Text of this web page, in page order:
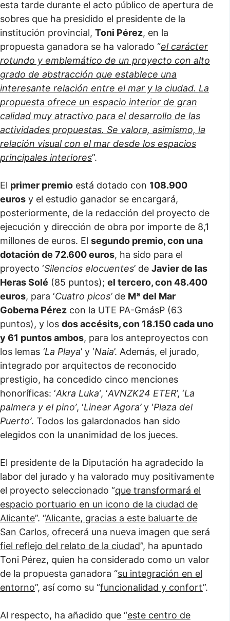
esta tarde durante el acto público de apertura de
sobres que ha presidido el presidente de la
institución provincial, Toni Pérez, en la
propuesta ganadora se ha valorado “el carácter
rotundo y emblemático de un proyecto con alto
grado de abstracción que establece una
interesante relación entre el mar y la ciudad. La
propuesta ofrece un espacio interior de gran
calidad muy atractivo para el desarrollo de las
actividades propuestas. Se valora, asimismo, la
relación visual con el mar desde los espacios
principales interiores”.
El primer premio está dotado con 108.900
euros y el estudio ganador se encargará,
posteriormente, de la redacción del proyecto de
ejecución y dirección de obra por importe de 8,1
millones de euros. El segundo premio, con una
dotación de 72.600 euros, ha sido para el
proyecto ‘Silencios elocuentes’ de Javier de las
Heras Solé (85 puntos); el tercero, con 48.400
euros, para ‘Cuatro picos’de Mª del Mar
Goberna Pérez con la UTE PA-GmásP (63
puntos), y los dos accésits, con 18.150 cada uno
y 61 puntos ambos, para los anteproyectos con
los lemas ‘La Playa’ y ‘Naia’. Además, el jurado,
integrado por arquitectos de reconocido
prestigio, ha concedido cinco menciones
honoríficas: ‘Akra Luka’, ‘AVNZK24 ETER’, ‘La
palmera y el pino’, ‘Linear Agora’y ‘Plaza del
Puerto’. Todos los galardonados han sido
elegidos con la unanimidad de los jueces.
El presidente de la Diputación ha agradecido la
labor del jurado y ha valorado muy positivamente
el proyecto seleccionado “que transformará el
espacio portuario en un icono de la ciudad de
Alicante”. “Alicante, gracias a este baluarte de
San Carlos, ofrecerá una nueva imagen que será
fiel reflejo del relato de la ciudad”, ha apuntado
Toni Pérez, quien ha considerado como un valor
de la propuesta ganadora “su integración en el
entorno”, así como su “funcionalidad y confort”.
Al respecto, ha añadido que “este centro de